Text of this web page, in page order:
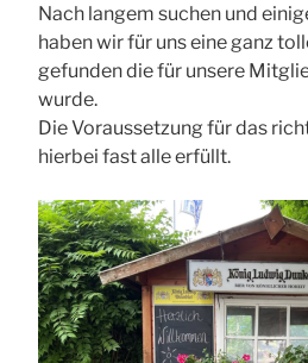
Nach langem suchen und
haben wir für uns eine ganz
gefunden die für unsere
wurde.
Die Voraussetzung für das
hierbei fast alle erfüllt.